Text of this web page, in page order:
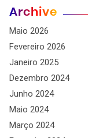
Archive
Maio 2026
Fevereiro 2026
Janeiro 2025
Dezembro 2024
Junho 2024
Maio 2024
Março 2024